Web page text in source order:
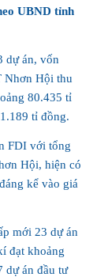
UBND tỉnh
dự án, vốn
Nhơn Hội thu
80.435 tỉ
tỉ đồng.
FDI với tổng
Hội, hiện có
kể vào giá
mới 23 dự án
đạt khoảng
dự án đầu tư